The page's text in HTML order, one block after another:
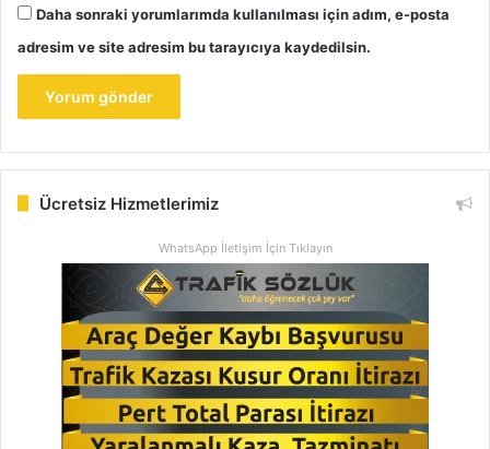
Daha sonraki yorumlarımda kullanılması için adım, e-posta
adresim ve site adresim bu tarayıcıya kaydedilsin.
Ücretsiz Hizmetlerimiz
WhatsApp İletişim İçin Tıklayın